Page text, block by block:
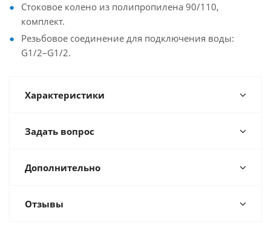
Стоковое колено из полипропилена 90/110,
комплект.
Резьбовое соединение для подключения воды:
G1/2–G1/2.
Характеристики
Задать вопрос
Дополнительно
Отзывы